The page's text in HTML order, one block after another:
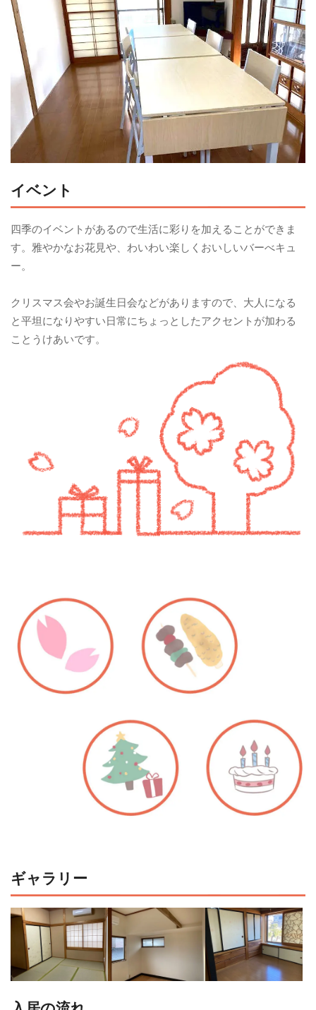
イベント
四季のイベントがあるので生活に彩りを加えることができま
す。雅やかなお花見や、わいわい楽しくおいしいバーべキュ
ー。
クリスマス会やお誕生日会などがありますので、大人になる
と平坦になりやすい日常にちょっとしたアクセントが加わる
ことうけあいです。
ギャラリー